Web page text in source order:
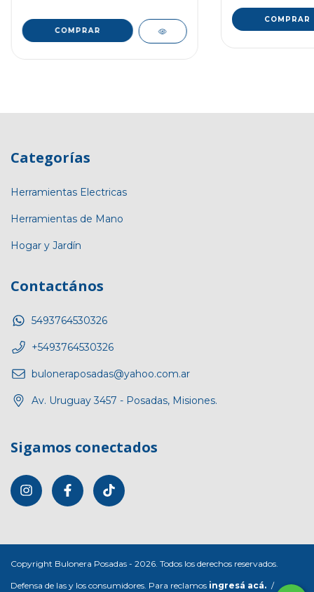
Categorías
Herramientas Electricas
Herramientas de Mano
Hogar y Jardín
Contactános
5493764530326
+5493764530326
buloneraposadas@yahoo.com.ar
Av. Uruguay 3457 - Posadas, Misiones.
Sigamos conectados
Copyright Bulonera Posadas - 2026. Todos los derechos reservados.
Defensa de las y los consumidores. Para reclamos ingresá acá. /